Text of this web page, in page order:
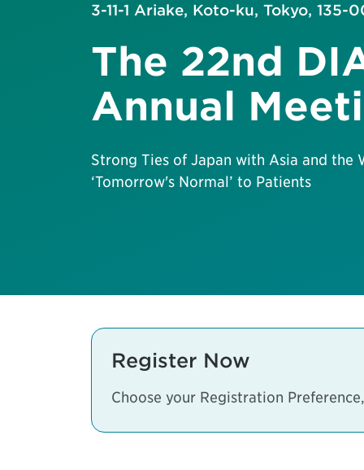
3-11-1 Ariake, Koto-ku, Tokyo, 135-
The 22nd
Annual
Strong Ties of Japan with Asia and the
‘Tomorrow's Normal’ to Patients
Register Now
Choose your Registration